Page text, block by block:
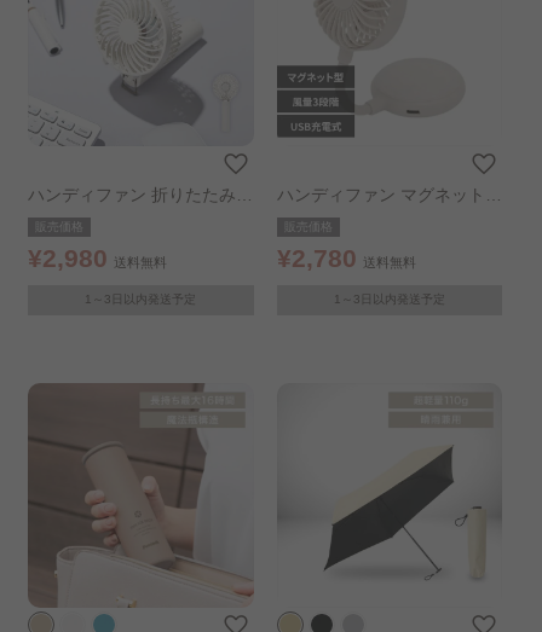
お手軽ジャパンディ デザイン商品
トレンドアイテム
きゅんと癒されアニマルセール..
クリスマスアイテム LOVE MY ROOM
超収納ベッド 洗えるシリーズ
買い足しアイテム
LaLassicシリーズ│韓国風インテリア..
LDKシリーズ│伸縮できる家具..
狭いお部屋におすすめアイテム..
雨の日を心地よく過ごすアイテム特集..
ハンディファン 折りたたみハ
ンディファン USB充電 ホワ
イト
販売価格
¥2,980 送料無料
1～3日以内発送予定
ハンディファン マグネット型
小型扇風機 ファン iFanMag
アイボリー
販売価格
¥2,780 送料無料
1～3日以内発送予定